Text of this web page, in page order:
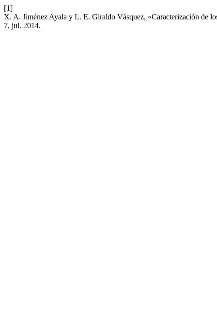
[1]
X. A. Jiménez Ayala y L. E. Giraldo Vásquez, «Caracterización de
7, jul. 2014.